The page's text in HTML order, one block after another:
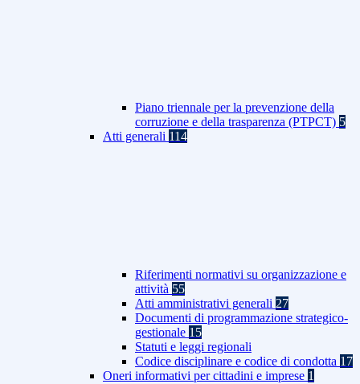
Piano triennale per la prevenzione della
corruzione e della trasparenza (PTPCT) 5
Atti generali 114
Riferimenti normativi su organizzazione e
attività 55
Atti amministrativi generali 27
Documenti di programmazione strategico-
gestionale 15
Statuti e leggi regionali
Codice disciplinare e codice di condotta 17
Oneri informativi per cittadini e imprese 1